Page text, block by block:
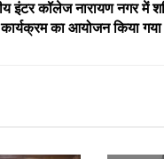
इंटर कॉलेज नारायण नगर में
कार्यक्रम का आयोजन किया गया